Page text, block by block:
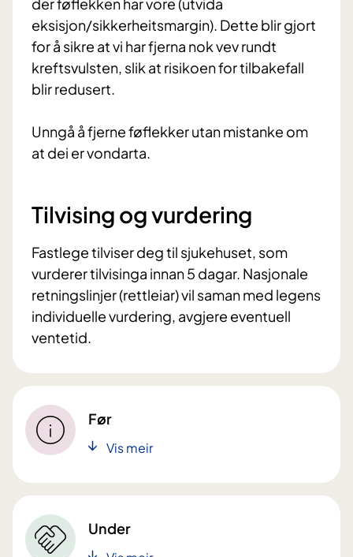
eksisjon/sikkerheitsmargin). Dette blir gjort
for å sikre at vi har fjerna nok vev rundt
kreftsvulsten, slik at risikoen for tilbakefall
blir redusert.
Unngå å fjerne føflekker utan mistanke om
at dei er vondarta.
Tilvising og vurdering
Fastlege tilviser deg til sjukehuset, som
vurderer tilvisinga innan 5 dagar. Nasjonale
retningslinjer (rettleiar) vil saman med legens
individuelle vurdering, avgjere eventuell
ventetid.
Før
Vis meir
Under